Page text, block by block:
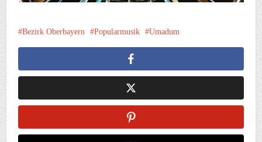
Bezirk Oberbayern Popularmusik Umadum